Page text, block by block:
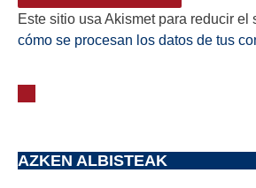
Este sitio usa Akismet para reducir el
cómo se procesan los datos de tus
AZKEN ALBISTEAK